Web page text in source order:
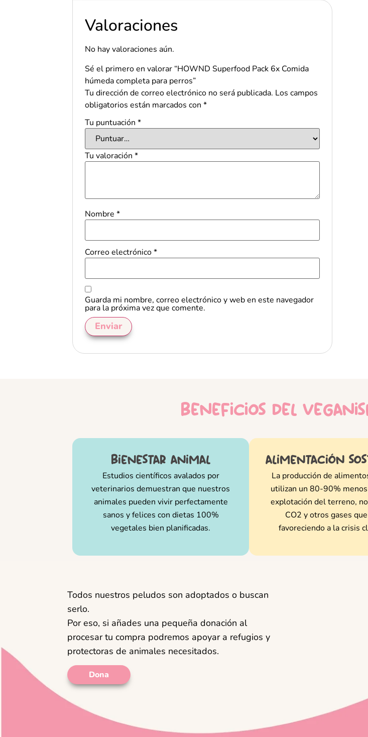
Valoraciones
No hay valoraciones aún.
Sé el primero en valorar “HOWND Superfood Pack 6x Comida
húmeda completa para perros”
Tu dirección de correo electrónico no será publicada. Los campos
obligatorios están marcados con*
Tu puntuación*
Tu valoración*
Nombre*
Correo electrónico*
Guarda mi nombre, correo electrónico y web en este navegador
para la próxima vez que comente.
beneficios del
bienestar animal
Estudios científicos avalados por
veterinarios demuestran que nuestros
animales pueden vivir perfectamente
sanos y felices con dietas 100%
vegetales bien planificadas.
alimentación
La producción de
utilizan un 80-90%
explotación del terreno,
CO2 y otros gases
favoreciendo a la crisis
Todos nuestros peludos son adoptados o buscan
serlo.
Por eso, si añades una pequeña donación al
procesar tu compra podremos apoyar a refugios y
protectoras de animales necesitados.
Dona